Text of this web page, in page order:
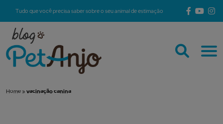
Tudo que você precisa saber sobre o seu animal de estimação
Home » vacinação canina